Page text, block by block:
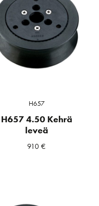
H657
H657 4.50 Kehrä
leveä
910€